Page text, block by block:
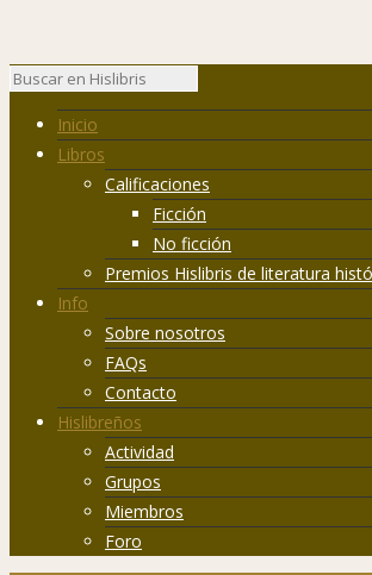
Inicio
Libros
Calificaciones
Ficción
No ficción
Premios Hislibris de literatura
Info
Sobre nosotros
FAQs
Contacto
Hislibreños
Actividad
Grupos
Miembros
Foro